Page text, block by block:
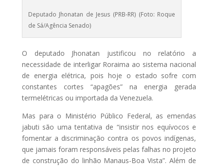
Deputado Jhonatan de Jesus (PRB-RR) (Foto: Roque
de Sá/Agência Senado)
O deputado Jhonatan justificou no relatório a
necessidade de interligar Roraima ao sistema nacional
de energia elétrica, pois hoje o estado sofre com
constantes cortes “apagões” na energia gerada
termelétricas ou importada da Venezuela.
Mas para o Ministério Público Federal, as emendas
jabuti são uma tentativa de “insistir nos equívocos e
fomentar a discriminação contra os povos indígenas,
que jamais foram responsáveis pelas falhas no projeto
de construção do linhão Manaus-Boa Vista”. Além de